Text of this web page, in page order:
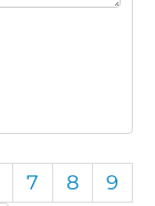
7 8
9